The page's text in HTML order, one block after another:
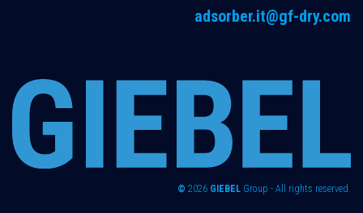
adsorber.it@gf-dry.com
© 2026 GIEBEL Group - All rights reserved.